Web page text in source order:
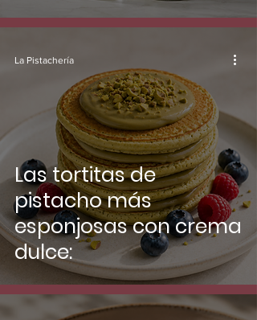
Las tortitas de
pistacho más
esponjosas con crema
dulce:
La Pistachería